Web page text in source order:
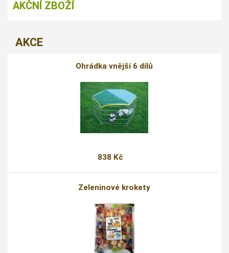
AKČNÍ ZBOŽÍ
AKCE
Ohrádka vnější 6 dílů
838 Kč
Zeleninové krokety